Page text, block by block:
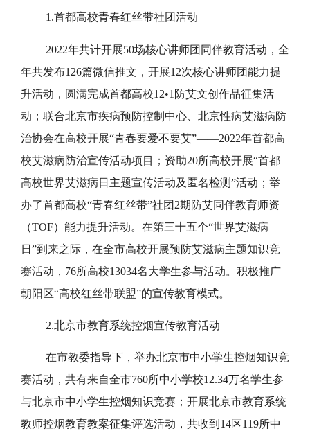
1.首都高校青春红丝带社团活动
2022年共计开展50场核心讲师团同伴教育活动，全
年共发布126篇微信推文，开展12次核心讲师团能力提
升活动，圆满完成首都高校12•1防艾文创作品征集活
动；联合北京市疾病预防控制中心、北京性病艾滋病防
治协会在高校开展“青春要爱不要艾”——2022年首都高
校艾滋病防治宣传活动项目；资助20所高校开展“首都
高校世界艾滋病日主题宣传活动及匿名检测”活动；举
办了首都高校“青春红丝带”社团2期防艾同伴教育师资
（TOF）能力提升活动。在第三十五个“世界艾滋病
日”到来之际，在全市高校开展预防艾滋病主题知识竞
赛活动，76所高校13034名大学生参与活动。积极推广
朝阳区“高校红丝带联盟”的宣传教育模式。
2.北京市教育系统控烟宣传教育活动
在市教委指导下，举办北京市中小学生控烟知识竞
赛活动，共有来自全市760所中小学校12.34万名学生参
与北京市中小学生控烟知识竞赛；开展北京市教育系统
教师控烟教育教案征集评选活动，共收到14区119所中